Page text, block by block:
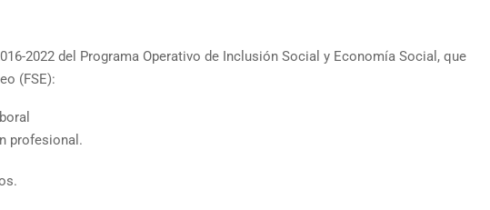
2022 del Programa Operativo de Inclusión Social y Economía Social, que
(FSE):
profesional.